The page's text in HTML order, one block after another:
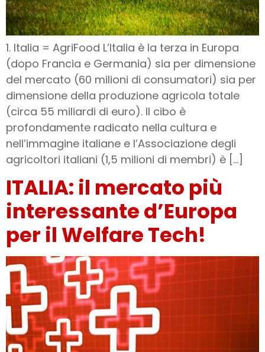
1. Italia = AgriFood L’Italia è la terza in Europa
(dopo Francia e Germania) sia per dimensione
del mercato (60 milioni di consumatori) sia per
dimensione della produzione agricola totale
(circa 55 miliardi di euro). Il cibo è
profondamente radicato nella cultura e
nell’immagine italiane e l’Associazione degli
agricoltori italiani (1,5 milioni di membri) è […]
ITALIA: il mercato più
interessante d’Europa
per il Welfare Tech!